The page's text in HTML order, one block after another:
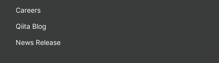
Careers
Qiita Blog
News Release